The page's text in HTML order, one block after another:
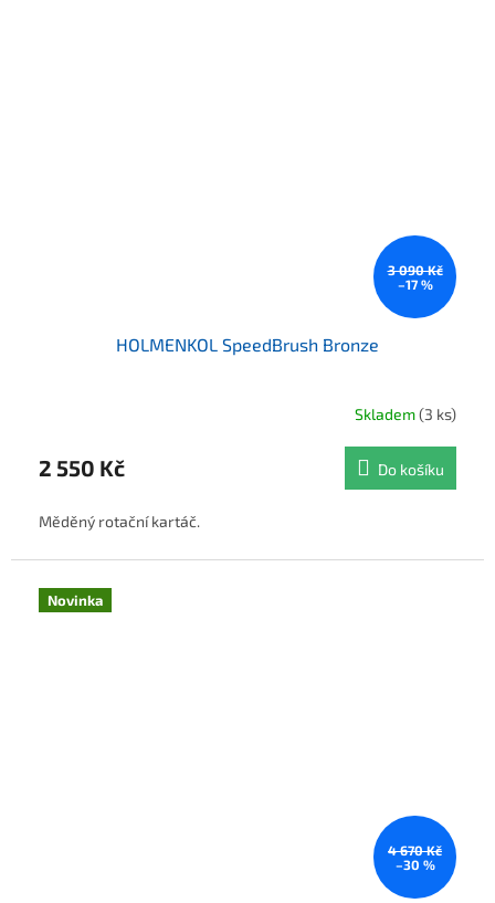
3 090 Kč
–17 %
HOLMENKOL SpeedBrush Bronze
Skladem(3 ks)
2 550 Kč Do košíku
Měděný rotační kartáč.
Novinka
4 670 Kč
–30 %